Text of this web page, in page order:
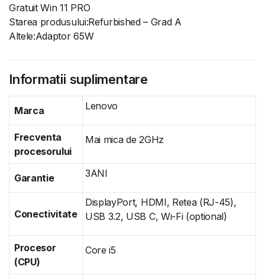
Gratuit Win 11 PRO
Starea produsului:Refurbished – Grad A
Altele:Adaptor 65W
Informatii suplimentare
Marca Lenovo
Frecventa
procesorului
Mai mica de 2GHz
Garantie 3ANI
Conectivitate
DisplayPort, HDMI, Retea (RJ-45),
USB 3.2, USB C, Wi-Fi (optional)
Procesor
(CPU)
Core i5